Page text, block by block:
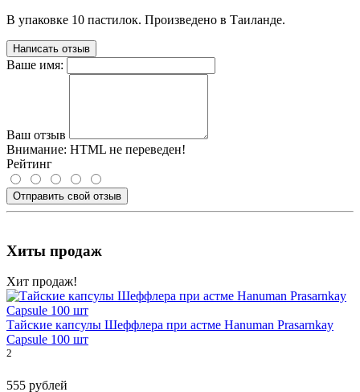
В упаковке 10 пастилок. Произведено в Таиланде.
Написать отзыв
Ваше имя:
Ваш отзыв
Внимание: HTML не переведен!
Рейтинг
Отправить свой отзыв
Хиты продаж
Хит продаж!
Тайские капсулы Шеффлера при астме Hanuman Prasarnkay
Capsule 100 шт
2
555 рублей